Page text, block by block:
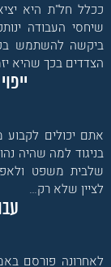
ככלל חל"ת היא
שיחסי העבודה
ביקשה להשתמש
הצדדים בכך שהיא
אתם יכולים
בניגוד למה שהיה
שלבית משפט
לציין שלא רק…
לאחרונה פורסם